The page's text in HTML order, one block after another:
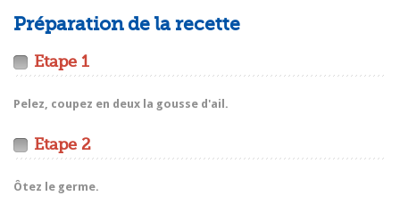
Préparation de la recette
Etape 1
Pelez, coupez en deux la gousse d'ail.
Etape 2
Ôtez le germe.